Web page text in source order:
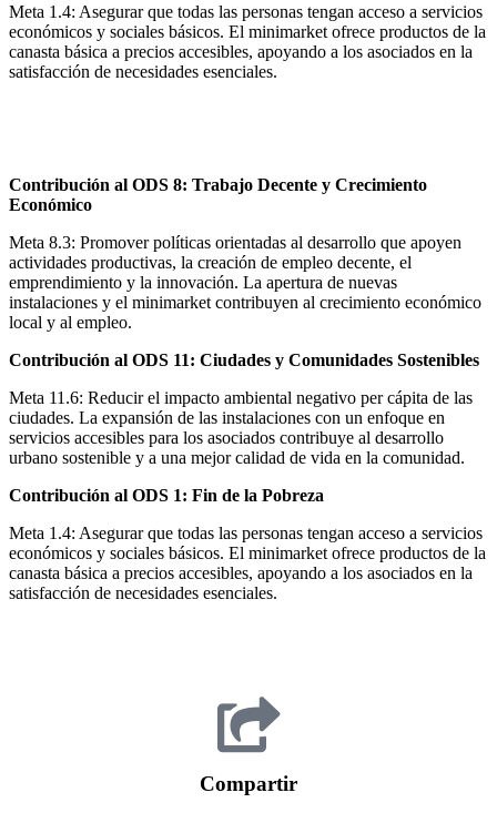
Meta 1.4: Asegurar que todas las personas tengan acceso a servicios
económicos y sociales básicos. El minimarket ofrece productos de la
canasta básica a precios accesibles, apoyando a los asociados en la
satisfacción de necesidades esenciales.
Contribución al ODS 8: Trabajo Decente y Crecimiento
Económico
Meta 8.3: Promover políticas orientadas al desarrollo que apoyen
actividades productivas, la creación de empleo decente, el
emprendimiento y la innovación. La apertura de nuevas
instalaciones y el minimarket contribuyen al crecimiento económico
local y al empleo.
Contribución al ODS 11: Ciudades y Comunidades Sostenibles
Meta 11.6: Reducir el impacto ambiental negativo per cápita de las
ciudades. La expansión de las instalaciones con un enfoque en
servicios accesibles para los asociados contribuye al desarrollo
urbano sostenible y a una mejor calidad de vida en la comunidad.
Contribución al ODS 1: Fin de la Pobreza
Meta 1.4: Asegurar que todas las personas tengan acceso a servicios
económicos y sociales básicos. El minimarket ofrece productos de la
canasta básica a precios accesibles, apoyando a los asociados en la
satisfacción de necesidades esenciales.
Compartir